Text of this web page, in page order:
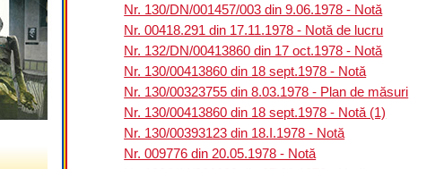
Nr. 130/DN/001457/003 din 9.06.1978 - Notă
Nr. 00418.291 din 17.11.1978 - Notă de lucru
Nr. 132/DN/00413860 din 17 oct.1978 - Notă
Nr. 130/00413860 din 18 sept.1978 - Notă
Nr. 130/00323755 din 8.03.1978 - Plan de măsuri
Nr. 130/00413860 din 18 sept.1978 - Notă (1)
Nr. 130/00393123 din 18.I.1978 - Notă
Nr. 009776 din 20.05.1978 - Notă